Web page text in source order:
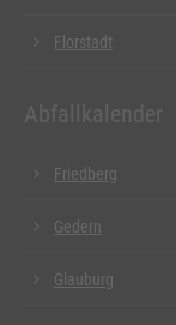
Florstadt
Abfallkalender
Friedberg
Gedern
Glauburg